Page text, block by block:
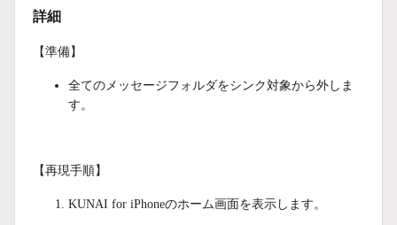
詳細
【準備】
全てのメッセージフォルダをシンク対象から外しま
す。
【再現手順】
KUNAI for iPhoneのホーム画面を表示します。